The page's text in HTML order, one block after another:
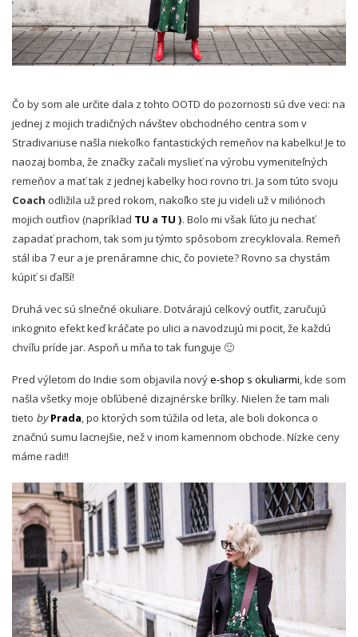
Čo by som ale určite dala z tohto OOTD do pozornosti sú dve veci: na
jednej z mojich tradičných návštev obchodného centra som v
Stradivariuse našla niekoľko fantastických remeňov na kabelku! Je to
naozaj bomba, že značky začali myslieť na výrobu vymeniteľných
remeňov a mať tak z jednej kabelky hoci rovno tri. Ja som túto svoju
Coach odližila už pred rokom, nakoľko ste ju videli už v miliónoch
mojich outfiov (napríklad TU a TU ). Bolo mi však ľúto ju nechať
zapadať prachom, tak som ju týmto spôsobom zrecyklovala. Remeň
stál iba 7 eur a je prenáramne chic, čo poviete? Rovno sa chystám
kúpiť si ďaľší!
Druhá vec sú slnečné okuliare. Dotvárajú celkový outfit, zaručujú
inkognito efekt keď kráčate po ulici a navodzujú mi pocit, že každú
chvíľu príde jar. Aspoň u mňa to tak funguje 🙂
Pred výletom do Indie som objavila novýe-shop s okuliarmi, kde som
našla všetky moje obľúbené dizajnérske brílky. Nielen že tam mali
tieto by Prada, po ktorých som túžila od leta, ale boli dokonca o
značnú sumu lacnejšie, než v inom kamennom obchode. Nízke ceny
máme radi!!